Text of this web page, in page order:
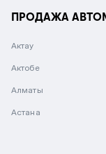
ПРОДАЖА
Актау
Актобе
Алматы
Астана